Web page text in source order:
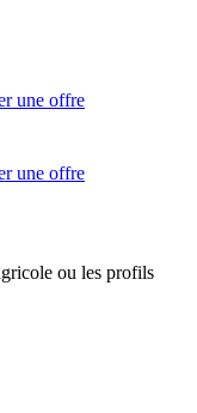
une offre
une offre
ou les profils